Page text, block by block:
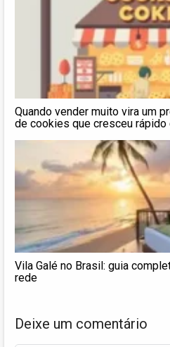
Quando vender muito vira um
de cookies que cresceu rápido
Vila Galé no Brasil: guia
rede
Deixe um comentário